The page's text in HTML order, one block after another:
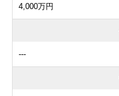
4,000万円
---